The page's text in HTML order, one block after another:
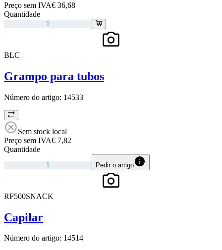
Preço sem IVA€ 36,68
Quantidade
BLC
Grampo para tubos
Número do artigo: 14533
Sem stock local
Preço sem IVA€ 7,82
Quantidade
Pedir o artigo
RF500SNACK
Capilar
Número do artigo: 14514